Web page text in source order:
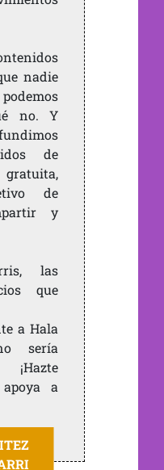
nadie
no. Y
de
de
y
las
que
a Hala
sería
a